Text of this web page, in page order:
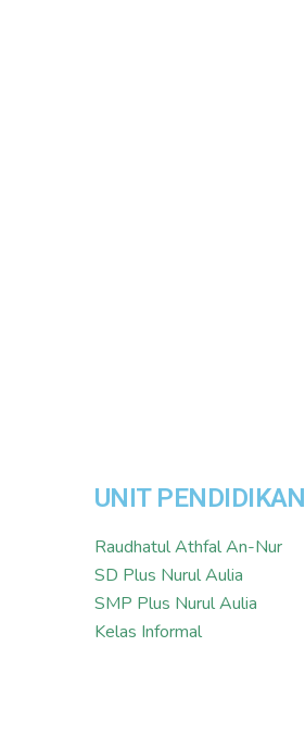
UNIT PENDIDIKAN
Raudhatul Athfal An-Nur
SD Plus Nurul Aulia
SMP Plus Nurul Aulia
Kelas Informal